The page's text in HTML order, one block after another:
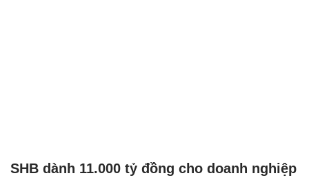
SHB dành 11.000 tỷ đồng cho doanh nghiệp